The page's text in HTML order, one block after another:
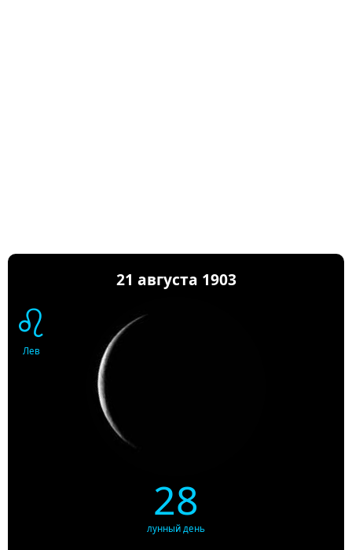
21 августа 1903
♌
Лев
28
лунный день